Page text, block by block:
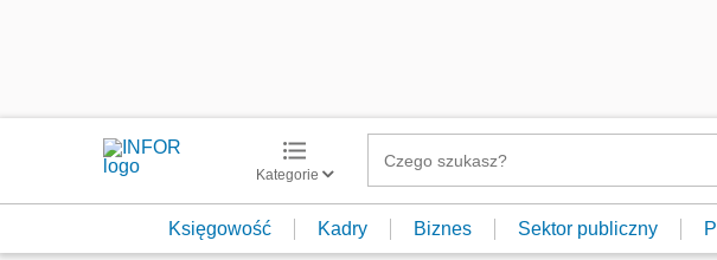
Kategorie
Księgowość Kadry Biznes Sektor publiczny